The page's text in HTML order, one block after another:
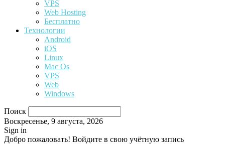
VPS
Web Hosting
Бесплатно
Технологии
Android
iOS
Linux
Mac Os
VPS
Web
Windows
Поиск
Воскресенье, 9 августа, 2026
Sign in
Добро пожаловать! Войдите в свою учётную запись